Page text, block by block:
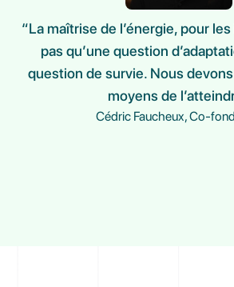
“La maîtrise de l’énergie, pour
pas qu’une question
question de survie. Nous
moyens de
Cédric Faucheux, Co-